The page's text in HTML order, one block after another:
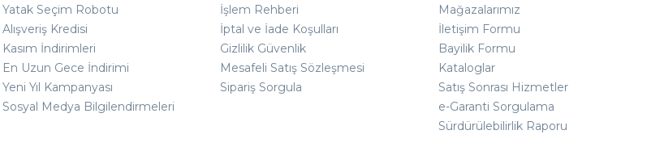
Yatak Seçim Robotu
Alışveriş Kredisi
Kasım İndirimleri
En Uzun Gece İndirimi
Yeni Yıl Kampanyası
Sosyal Medya Bilgilendirmeleri
İşlem Rehberi
İptal ve İade Koşulları
Gizlilik Güvenlik
Mesafeli Satış Sözleşmesi
Sipariş Sorgula
Mağazalarımız
İletişim Formu
Bayilik Formu
Kataloglar
Satış Sonrası Hizmetler
e-Garanti Sorgulama
Sürdürülebilirlik Raporu